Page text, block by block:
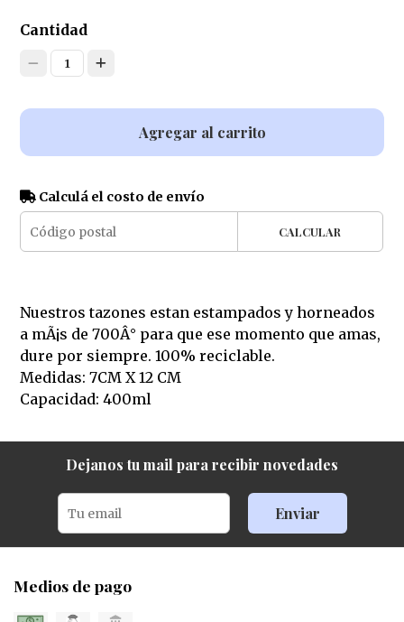
Cantidad
1
Agregar al carrito
Calculá el costo de envío
CALCULAR
Nuestros tazones estan estampados y horneados
a mÃ¡s de 700Â° para que ese momento que amas,
dure por siempre. 100% reciclable.
Medidas: 7CM X 12 CM
Capacidad: 400ml
Dejanos tu mail para recibir novedades
Enviar
Medios de pago